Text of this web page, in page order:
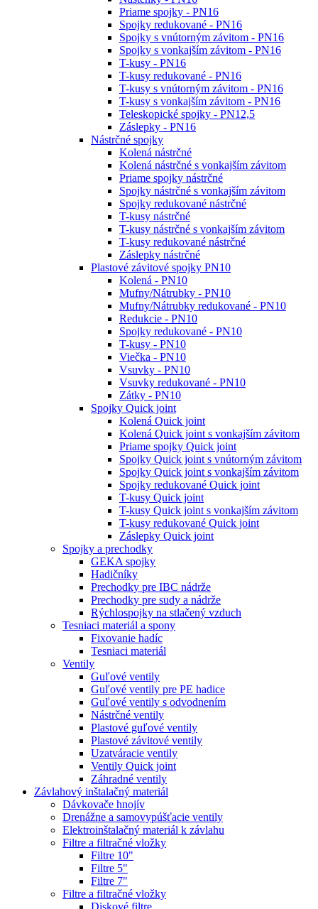
Priame spojky - PN16
Spojky redukované - PN16
Spojky s vnútorným závitom - PN16
Spojky s vonkajším závitom - PN16
T-kusy - PN16
T-kusy redukované - PN16
T-kusy s vnútorným závitom - PN16
T-kusy s vonkajším závitom - PN16
Teleskopické spojky - PN12,5
Záslepky - PN16
Nástrčné spojky
Kolená nástrčné
Kolená nástrčné s vonkajším závitom
Priame spojky nástrčné
Spojky nástrčné s vonkajším závitom
Spojky redukované nástrčné
T-kusy nástrčné
T-kusy nástrčné s vonkajším závitom
T-kusy redukované nástrčné
Záslepky nástrčné
Plastové závitové spojky PN10
Kolená - PN10
Mufny/Nátrubky - PN10
Mufny/Nátrubky redukované - PN10
Redukcie - PN10
Spojky redukované - PN10
T-kusy - PN10
Viečka - PN10
Vsuvky - PN10
Vsuvky redukované - PN10
Zátky - PN10
Spojky Quick joint
Kolená Quick joint
Kolená Quick joint s vonkajším závitom
Priame spojky Quick joint
Spojky Quick joint s vnútorným závitom
Spojky Quick joint s vonkajším závitom
Spojky redukované Quick joint
T-kusy Quick joint
T-kusy Quick joint s vonkajším závitom
T-kusy redukované Quick joint
Záslepky Quick joint
Spojky a prechodky
GEKA spojky
Hadičníky
Prechodky pre IBC nádrže
Prechodky pre sudy a nádrže
Rýchlospojky na stlačený vzduch
Tesniaci materiál a spony
Fixovanie hadíc
Tesniaci materiál
Ventily
Guľové ventily
Guľové ventily pre PE hadice
Guľové ventily s odvodnením
Nástrčné ventily
Plastové guľové ventily
Plastové závitové ventily
Uzatváracie ventily
Ventily Quick joint
Záhradné ventily
Závlahový inštalačný materiál
Dávkovače hnojív
Drenážne a samovypúšťacie ventily
Elektroinštalačný materiál k závlahu
Filtre a filtračné vložky
Filtre 10"
Filtre 5"
Filtre 7"
Filtre a filtračné vložky
Diskové filtre